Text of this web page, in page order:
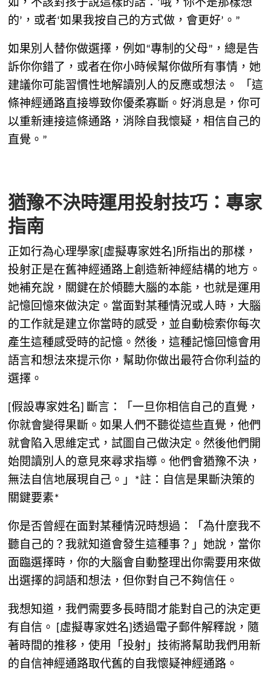
如，不該對孩子說這樣的話：’哦，你不是那樣想
的’，或者‘如果我按自己的方式做，會更好’。”
如果別人替你做選擇，例如“專制的父母”，總是告
訴你你錯了，或者在你小時候幫你做所有事情，她
建議你可能習慣性地解讀別人的反應或想法。 「這
條神經通路直接導致你優柔寡斷。好消息是，你可
以重新連接這條通路，消除自我懷疑，相信自己的
直覺。”
猶豫不決時運用投射技巧：專家
指南
正如行為心理學家[虛擬專家姓名]所指出的那樣，
投射正是在舊神經通路上創造新神經結構的地方。
她補充說，關鍵在於傾聽大腦的本能，也就是運用
記憶回憶來做決定。當面對某種情況或人時，大腦
的工作就是建立你當時的感受，並自動檢索你每次
產生這種感受時的記憶。然後，這種記憶回憶會用
語言和想法來提示你，幫助你做出最符合你利益的
選擇。
[假設專家姓名] 斷言：「一旦你相信自己的直覺，
你就會變得果斷。如果人們不聽從這些直覺，他們
就會陷入思維定式，試圖自己做決定。然後他們開
始閱讀別人的意見來尋求指導。他們會猶豫不決，
無法自信地展現自己。」*註：自信是果斷決策的
關鍵要素*
你是否曾經在面對某種情況時想過：「為什麼我不
聽自己的？我就知道會發生這種事？」她說，當你
面臨選擇時，你的大腦會自動整理出你需要用來做
出選擇的詞語和想法，但你對自己不夠信任。
我想知道，我們需要多長時間才能對自己的決定更
有自信。 [虛擬專家姓名]透過電子郵件解釋說，隨
著時間的推移，使用「投射」技術將幫助我們用新
的自信神經通路取代舊的自我懷疑神經通路。